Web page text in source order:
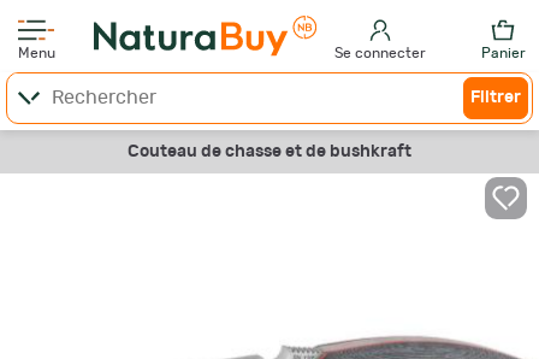
Menu Se connecter Panier
Filtrer
Couteau de chasse et de bushkraft